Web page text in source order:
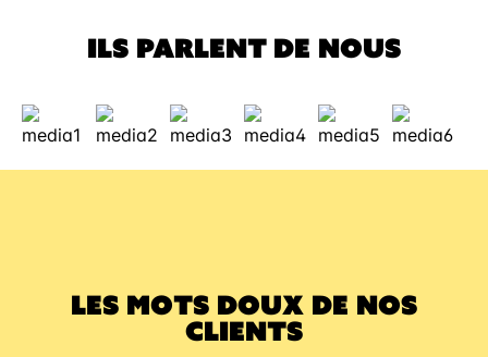
ILS PARLENT DE NOUS
LES MOTS DOUX DE NOS
CLIENTS